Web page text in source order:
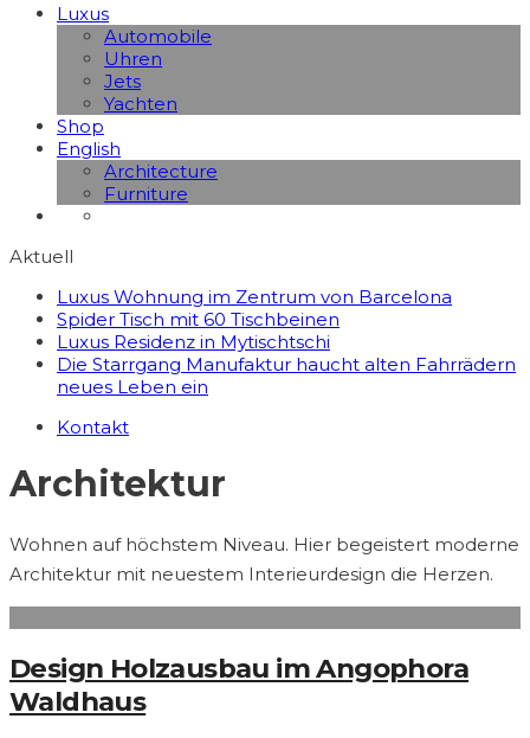
Luxus
Automobile
Uhren
Jets
Yachten
Shop
English
Architecture
Furniture
Aktuell
Luxus Wohnung im Zentrum von Barcelona
Spider Tisch mit 60 Tischbeinen
Luxus Residenz in Mytischtschi
Die Starrgang Manufaktur haucht alten Fahrrädern
neues Leben ein
Kontakt
Architektur
Wohnen auf höchstem Niveau. Hier begeistert moderne
Architektur mit neuestem Interieurdesign die Herzen.
Design Holzausbau im Angophora
Waldhaus